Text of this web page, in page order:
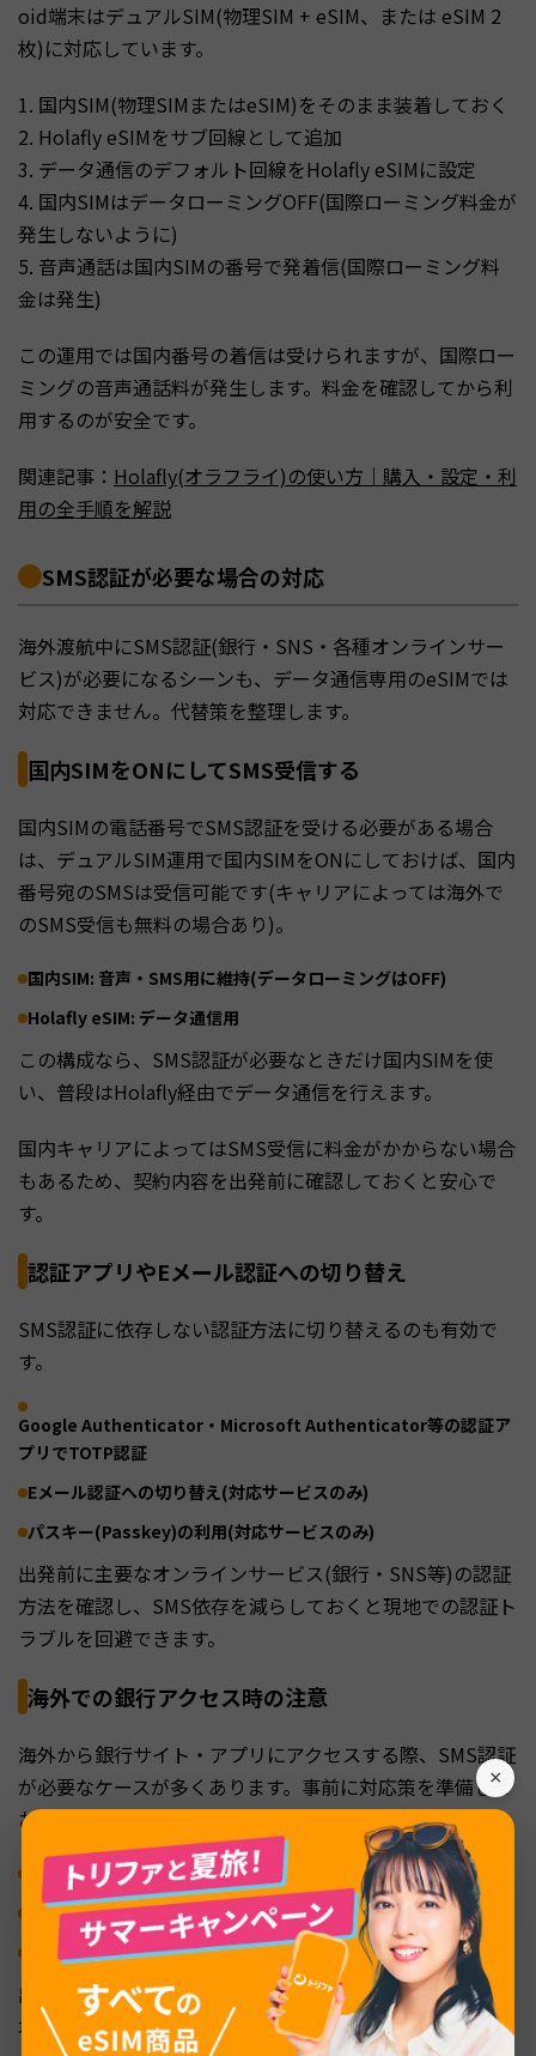
×
oid端末はデュアルSIM(物理SIM + eSIM、または eSIM 2
枚)に対応しています。
1. 国内SIM(物理SIMまたはeSIM)をそのまま装着しておく
2. Holafly eSIMをサブ回線として追加
3. データ通信のデフォルト回線をHolafly eSIMに設定
4. 国内SIMはデータローミングOFF(国際ローミング料金が
発生しないように)
5. 音声通話は国内SIMの番号で発着信(国際ローミング料
金は発生)
この運用では国内番号の着信は受けられますが、国際ロー
ミングの音声通話料が発生します。料金を確認してから利
用するのが安全です。
関連記事： Holafly(オラフライ)の使い方｜購入・設定・利
用の全手順を解説
SMS認証が必要な場合の対応
海外渡航中にSMS認証(銀行・SNS・各種オンラインサー
ビス)が必要になるシーンも、データ通信専用のeSIMでは
対応できません。代替策を整理します。
国内SIMをONにしてSMS受信する
国内SIMの電話番号でSMS認証を受ける必要がある場合
は、デュアルSIM運用で国内SIMをONにしておけば、国内
番号宛のSMSは受信可能です(キャリアによっては海外で
のSMS受信も無料の場合あり)。
国内SIM: 音声・SMS用に維持(データローミングはOFF)
Holafly eSIM: データ通信用
この構成なら、SMS認証が必要なときだけ国内SIMを使
い、普段はHolafly経由でデータ通信を行えます。
国内キャリアによってはSMS受信に料金がかからない場合
もあるため、契約内容を出発前に確認しておくと安心で
す。
認証アプリやEメール認証への切り替え
SMS認証に依存しない認証方法に切り替えるのも有効で
す。
Google Authenticator・Microsoft Authenticator等の認証ア
プリでTOTP認証
Eメール認証への切り替え(対応サービスのみ)
パスキー(Passkey)の利用(対応サービスのみ)
出発前に主要なオンラインサービス(銀行・SNS等)の認証
方法を確認し、SMS依存を減らしておくと現地での認証ト
ラブルを回避できます。
海外での銀行アクセス時の注意
海外から銀行サイト・アプリにアクセスする際、SMS認証
が必要なケースが多くあります。事前に対応策を準備して
おきましょう。
国内SIMをデュアルSIMで維持してSMS受信する
銀行アプリの認証アプリ・パスキー機能を有効化(出発前)
海外用の事前確認書類を取得(銀行に問い合わせ)
出発の数日前には認証フローを一度テストしておくと、現
地でのトラブルを防げます。